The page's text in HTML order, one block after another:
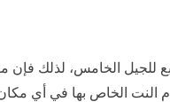
للجيل الخامس، لذلك
النت الخاص بها في أي